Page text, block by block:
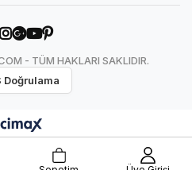
- TÜM HAKLARI SAKLIDIR.
Doğrulama